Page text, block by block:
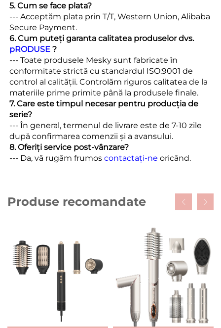
5. Cum se face plata?
--- Acceptăm plata prin T/T, Western Union, Alibaba
Secure Payment.
6. Cum puteți garanta calitatea produselor dvs.
pRODUSE ?
--- Toate produsele Mesky sunt fabricate în
conformitate strictă cu standardul ISO:9001 de
control al calității. Controlăm riguros calitatea de la
materiile prime primite până la produsele finale.
7. Care este timpul necesar pentru producția de
serie?
--- În general, termenul de livrare este de 7-10 zile
după confirmarea comenzii și a avansului.
8. Oferiți service post-vânzare?
--- Da, vă rugăm frumos contactați-ne oricând.
Produse recomandate